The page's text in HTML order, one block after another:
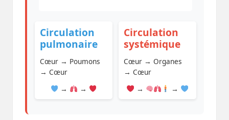
Circulation
pulmonaire
Cœur → Poumons
→ Cœur
→
→
Circulation
systémique
Cœur → Organes
→ Cœur
→
→